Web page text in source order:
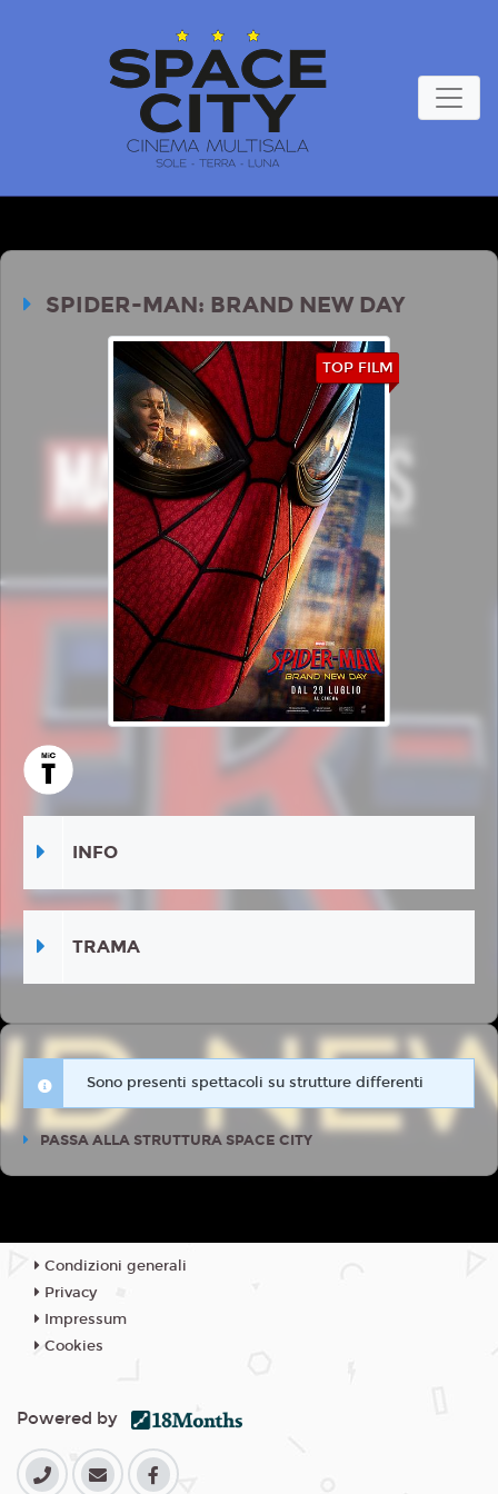
SPIDER-MAN: BRAND NEW DAY
TOP FILM
INFO
TRAMA
Sono presenti spettacoli su strutture differenti
PASSA ALLA STRUTTURA SPACE CITY
Condizioni generali
Privacy
Impressum
Cookies
Powered by